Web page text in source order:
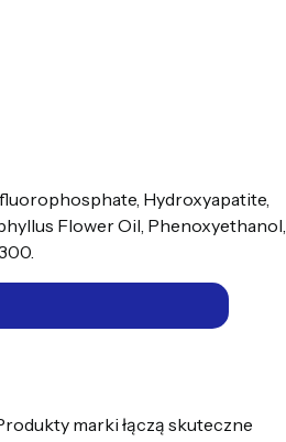
Hydroxyapatite,
Flower Oil, Phenoxyethanol,
marki łączą skuteczne